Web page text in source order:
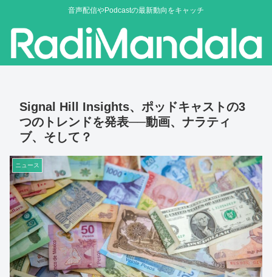
音声配信やPodcastの最新動向をキャッチ
Signal Hill Insights、ポッドキャストの3
つのトレンドを発表──動画、ナラティ
ブ、そして？
ニュース